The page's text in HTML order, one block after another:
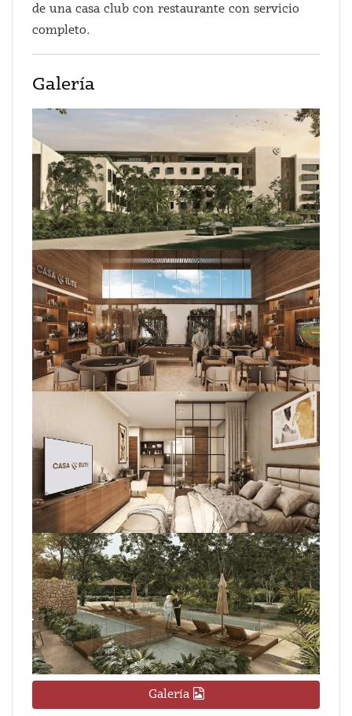
de una casa club con restaurante con servicio
completo.
Galería
Galería